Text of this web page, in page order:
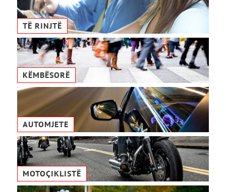
TË RINJTË
KËMBËSORË
AUTOMJETE
MOTOÇIKLISTË